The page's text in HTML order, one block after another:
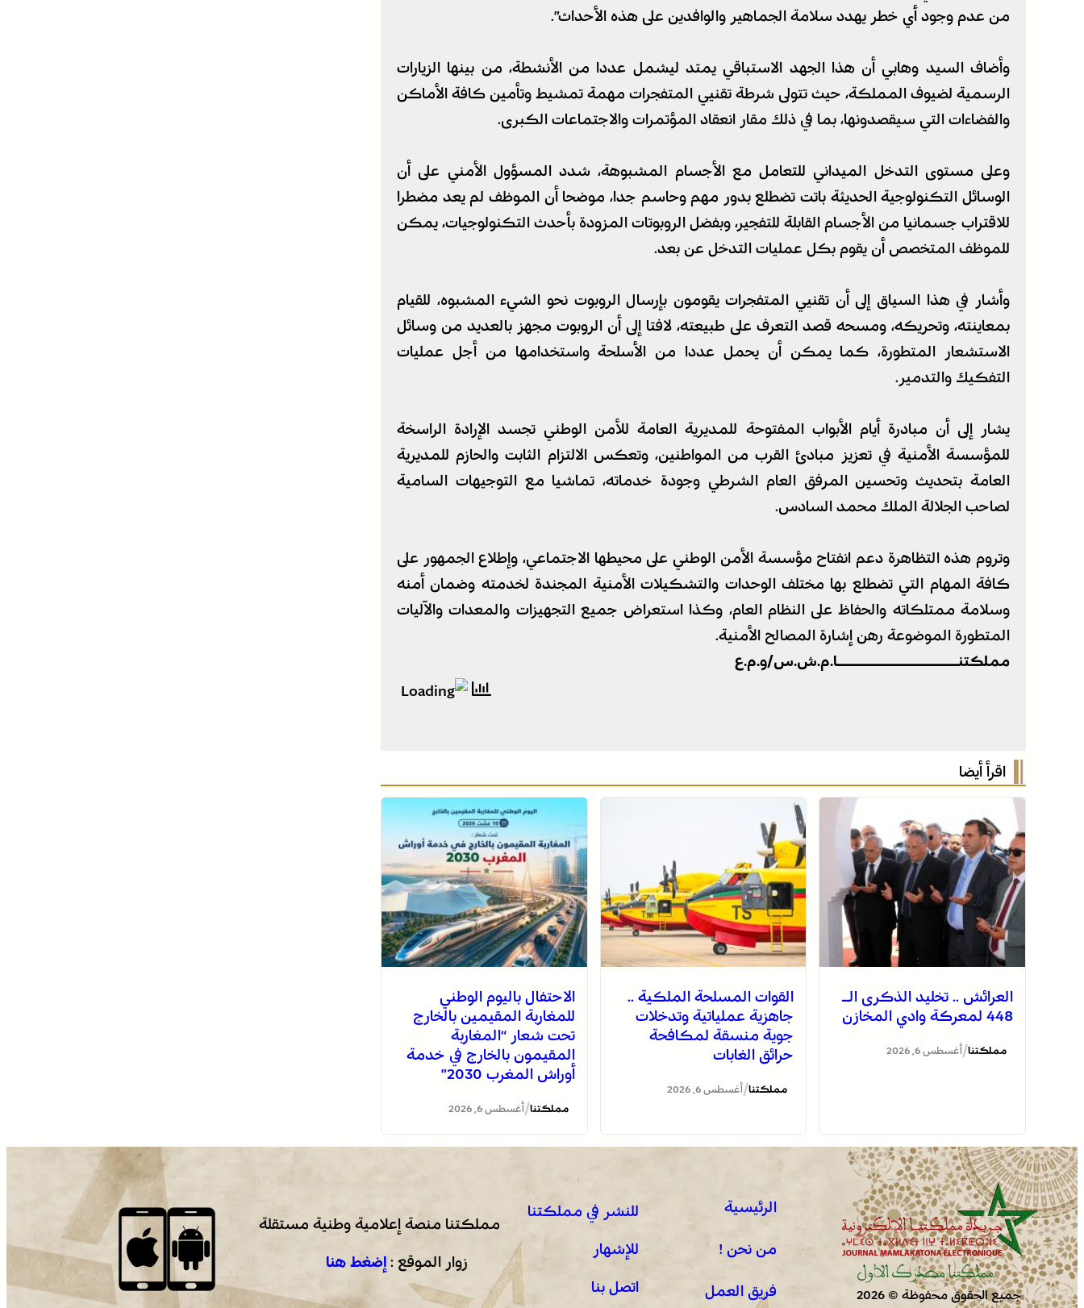
من عدم وجود أي خطر يهدد سلامة الجماهير والوافدين على هذه الأحداث”.
وأضاف السيد وهابي أن هذا الجهد الاستباقي يمتد ليشمل عددا من الأنشطة، من بينها الزيارات
الرسمية لضيوف المملكة، حيث تتولى شرطة تقنيي المتفجرات مهمة تمشيط وتأمين كافة الأماكن
والفضاءات التي سيقصدونها، بما في ذلك مقار انعقاد المؤتمرات والاجتماعات الكبرى.
وعلى مستوى التدخل الميداني للتعامل مع الأجسام المشبوهة، شدد المسؤول الأمني على أن
الوسائل التكنولوجية الحديثة باتت تضطلع بدور مهم وحاسم جدا، موضحا أن الموظف لم يعد مضطرا
للاقتراب جسمانيا من الأجسام القابلة للتفجير، وبفضل الروبوتات المزودة بأحدث التكنولوجيات، يمكن
للموظف المتخصص أن يقوم بكل عمليات التدخل عن بعد.
وأشار في هذا السياق إلى أن تقنيي المتفجرات يقومون بإرسال الروبوت نحو الشيء المشبوه، للقيام
بمعاينته، وتحريكه، ومسحه قصد التعرف على طبيعته، لافتا إلى أن الروبوت مجهز بالعديد من وسائل
الاستشعار المتطورة، كما يمكن أن يحمل عددا من الأسلحة واستخدامها من أجل عمليات
التفكيك والتدمير.
يشار إلى أن مبادرة أيام الأبواب المفتوحة للمديرية العامة للأمن الوطني تجسد الإرادة الراسخة
للمؤسسة الأمنية في تعزيز مبادئ القرب من المواطنين، وتعكس الالتزام الثابت والحازم للمديرية
العامة بتحديث وتحسين المرفق العام الشرطي وجودة خدماته، تماشيا مع التوجيهات السامية
لصاحب الجلالة الملك محمد السادس.
وتروم هذه التظاهرة دعم انفتاح مؤسسة الأمن الوطني على محيطها الاجتماعي، وإطلاع الجمهور على
كافة المهام التي تضطلع بها مختلف الوحدات والتشكيلات الأمنية المجندة لخدمته وضمان أمنه
وسلامة ممتلكاته والحفاظ على النظام العام، وكذا استعراض جميع التجهيزات والمعدات والآليات
المتطورة الموضوعة رهن إشارة المصالح الأمنية.
مملكتنـــــــــــــــا.م.ش.س/و.م.ع
اقرأ أيضا
العرائش .. تخليد الذكرى الـ
448 لمعركة وادي المخازن
مملكتنا/أغسطس 6, 2026
القوات المسلحة الملكية ..
جاهزية عملياتية وتدخلات
جوية منسقة لمكافحة
حرائق الغابات
مملكتنا/أغسطس 6, 2026
الاحتفال باليوم الوطني
للمغاربة المقيمين بالخارج
تحت شعار “المغاربة
المقيمون بالخارج في خدمة
أوراش المغرب 2030”
مملكتنا/أغسطس 6, 2026
جميع الحقوق محفوظة © 2026
الرئيسية
من نحن !
فريق العمل
للنشر في مملكتنا
للإشهار
اتصل بنا
مملكتنا منصة إعلامية وطنية مستقلة
زوار الموقع : إضغط هنا